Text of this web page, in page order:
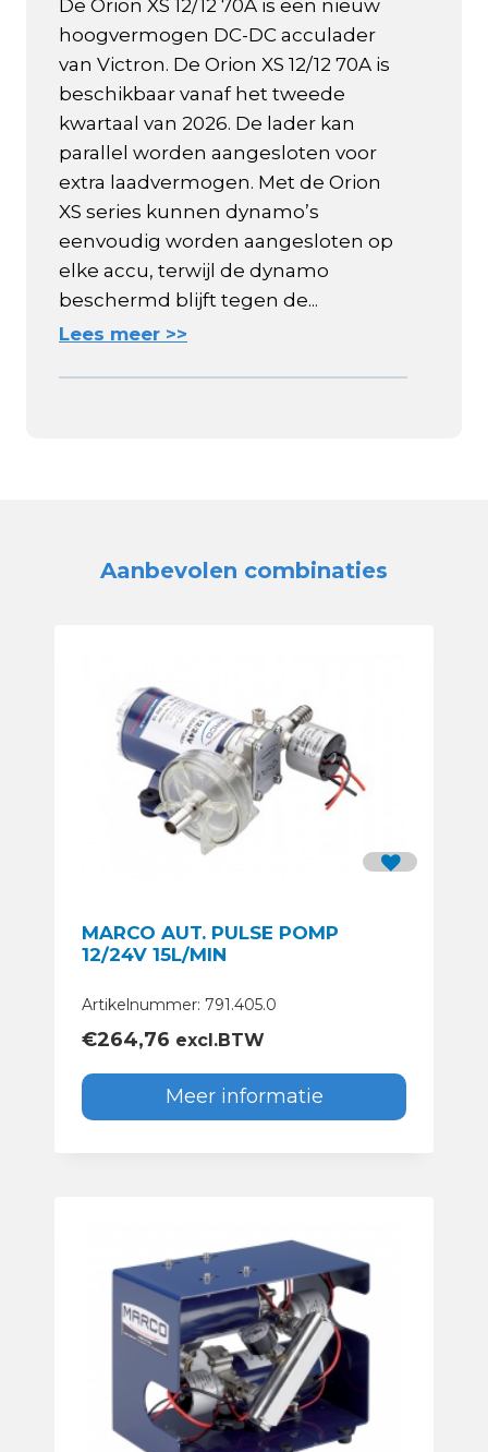
De Orion XS 12/12 70A is een nieuw
hoogvermogen DC-DC acculader
van Victron. De Orion XS 12/12 70A is
beschikbaar vanaf het tweede
kwartaal van 2026. De lader kan
parallel worden aangesloten voor
extra laadvermogen. Met de Orion
XS series kunnen dynamo’s
eenvoudig worden aangesloten op
elke accu, terwijl de dynamo
beschermd blijft tegen de...
Lees meer >>
Aanbevolen combinaties
MARCO AUT. PULSE POMP
12/24V 15L/MIN
Artikelnummer: 791.405.0
€264,76 excl.BTW
Meer informatie